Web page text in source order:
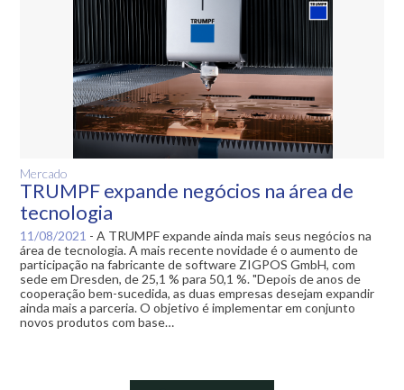
Mercado
TRUMPF expande negócios na área de
tecnologia
11/08/2021 -A TRUMPF expande ainda mais seus negócios na
área de tecnologia. A mais recente novidade é o aumento de
participação na fabricante de software ZIGPOS GmbH, com
sede em Dresden, de 25,1 % para 50,1 %. "Depois de anos de
cooperação bem-sucedida, as duas empresas desejam expandir
ainda mais a parceria. O objetivo é implementar em conjunto
novos produtos com base…